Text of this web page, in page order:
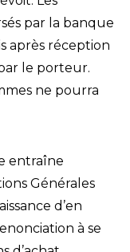
par la banque
après réception
le porteur.
ne pourra
entraîne
Générales
d’en
à se